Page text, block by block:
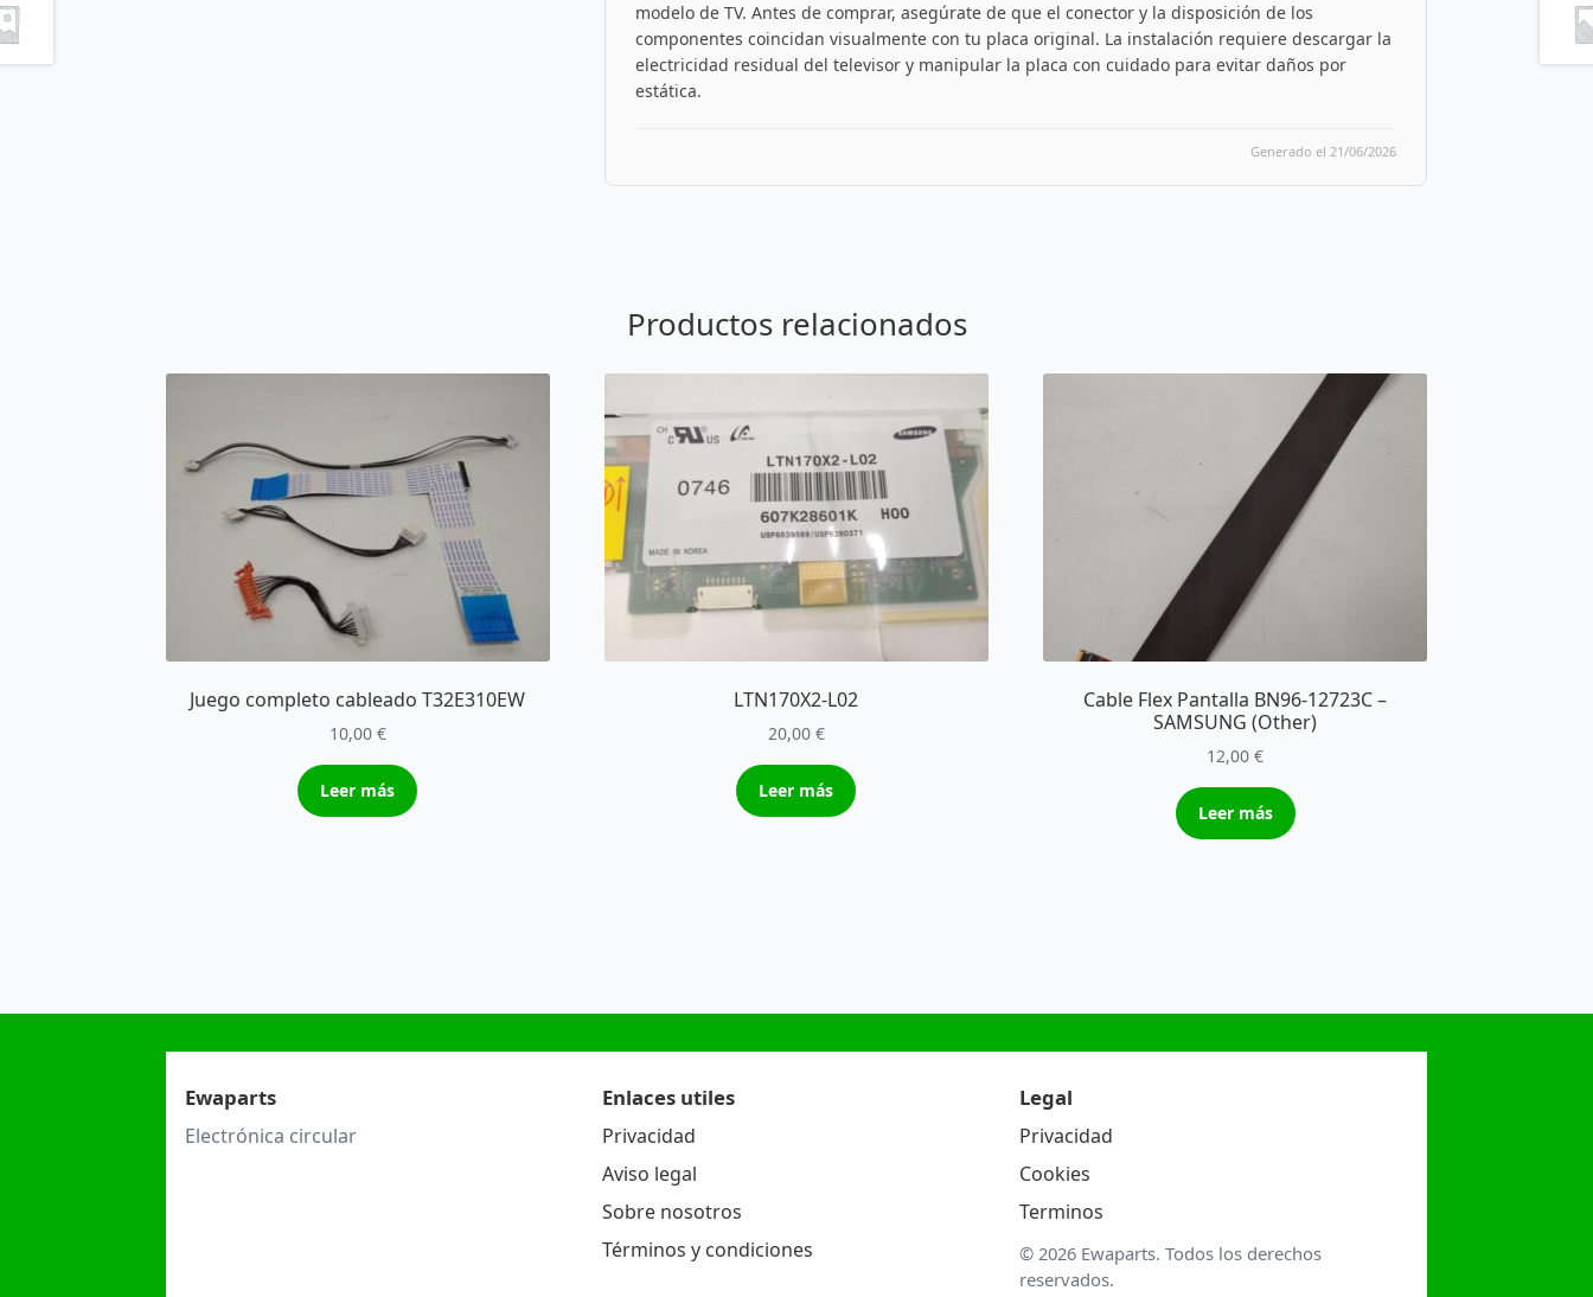
modelo de TV. Antes de comprar, asegúrate de que el conector y la disposición de los
componentes coincidan visualmente con tu placa original. La instalación requiere descargar la
electricidad residual del televisor y manipular la placa con cuidado para evitar daños por
estática.
Generado el 21/06/2026
Productos relacionados
Juego completo cableado T32E310EW
10,00 €
Leer más
LTN170X2-L02
20,00 €
Leer más
Cable Flex Pantalla BN96-12723C –
SAMSUNG (Other)
12,00€
Leer más
Ewaparts
Electrónica circular
Enlaces utiles
Privacidad
Aviso legal
Sobre nosotros
Términos y condiciones
Legal
Privacidad
Cookies
Terminos
© 2026 Ewaparts. Todos los derechos
reservados.